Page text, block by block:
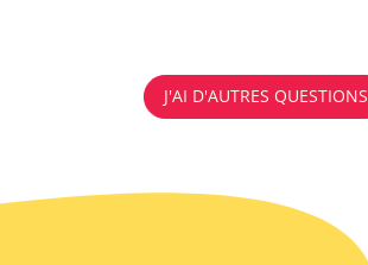
J'AI D'AUTRES QUESTIONS